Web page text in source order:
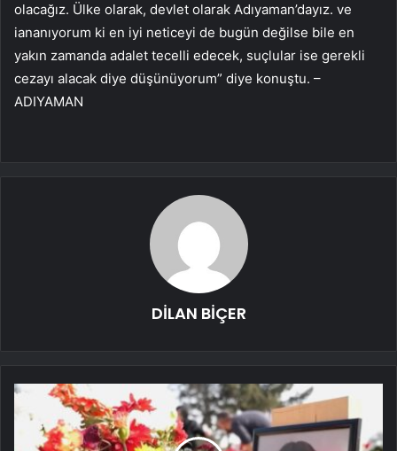
olacağız. Ülke olarak, devlet olarak Adıyaman’dayız. ve
iananıyorum ki en iyi neticeyi de bugün değilse bile en
yakın zamanda adalet tecelli edecek, suçlular ise gerekli
cezayı alacak diye düşünüyorum” diye konuştu. –
ADIYAMAN
DİLAN BİÇER